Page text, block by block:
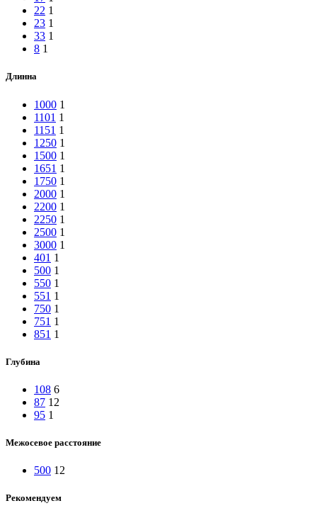
22 1
23 1
33 1
8 1
Длинна
1000 1
1101 1
1151 1
1250 1
1500 1
1651 1
1750 1
2000 1
2200 1
2250 1
2500 1
3000 1
401 1
500 1
550 1
551 1
750 1
751 1
851 1
Глубина
108 6
87 12
95 1
Межосевое расстояние
500 12
Рекомендуем